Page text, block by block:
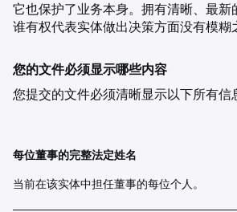
它也保护了业务本身。拥有清晰、最新
谁有权代表实体做出决策方面没有模糊
您的文件必须显示哪些内容
您提交的文件必须清晰显示以下所有信
每位董事的完整法定姓名
当前在该实体中担任董事的每位个人。